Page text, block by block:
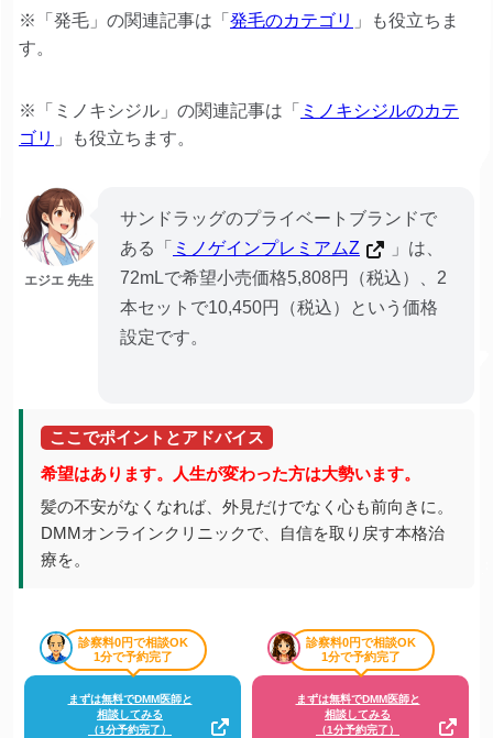
※「発毛」の関連記事は「 発毛のカテゴリ 」も役立ちま
す。
※「ミノキシジル」の関連記事は「 ミノキシジルのカテ
ゴリ 」も役立ちます。
エジエ 先生
サンドラッグのプライベートブランドで
ある「 ミノゲインプレミアムZ
」は、
72mLで希望小売価格5,808円（税込）、2
本セットで10,450円（税込）という価格
設定です。
ここでポイントとアドバイス
希望はあります。人生が変わった方は大勢います。
髪の不安がなくなれば、外見だけでなく心も前向きに。
DMMオンラインクリニックで、自信を取り戻す本格治
療を。
診察料0円で相談OK
1分で予約完了
まずは無料でDMM医師と
相談してみる
（1分予約完了）
診察料0円で相談OK
1分で予約完了
まずは無料でDMM医師と
相談してみる
（1分予約完了）